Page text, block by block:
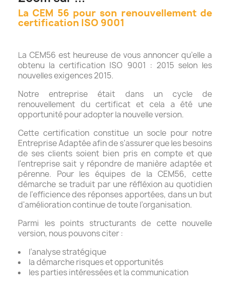
La CEM 56 pour son renouvellement de
certification ISO 9001
La CEM56 est heureuse de vous annoncer qu’elle a
obtenu la certification ISO 9001 : 2015 selon les
nouvelles exigences 2015.
Notre entreprise était dans un cycle de
renouvellement du certificat et cela a été une
opportunité pour adopter la nouvelle version.
Cette certification constitue un socle pour notre
Entreprise Adaptée afin de s'assurer que les besoins
de ses clients soient bien pris en compte et que
l'entreprise sait y répondre de manière adaptée et
pérenne. Pour les équipes de la CEM56, cette
démarche se traduit par une réfléxion au quotidien
de l'efficience des réponses apportées, dans un but
d'amélioration continue de toute l’organisation.
Parmi les points structurants de cette nouvelle
version, nous pouvons citer :
l’analyse stratégique
la démarche risques et opportunités
les parties intéressées et la communication